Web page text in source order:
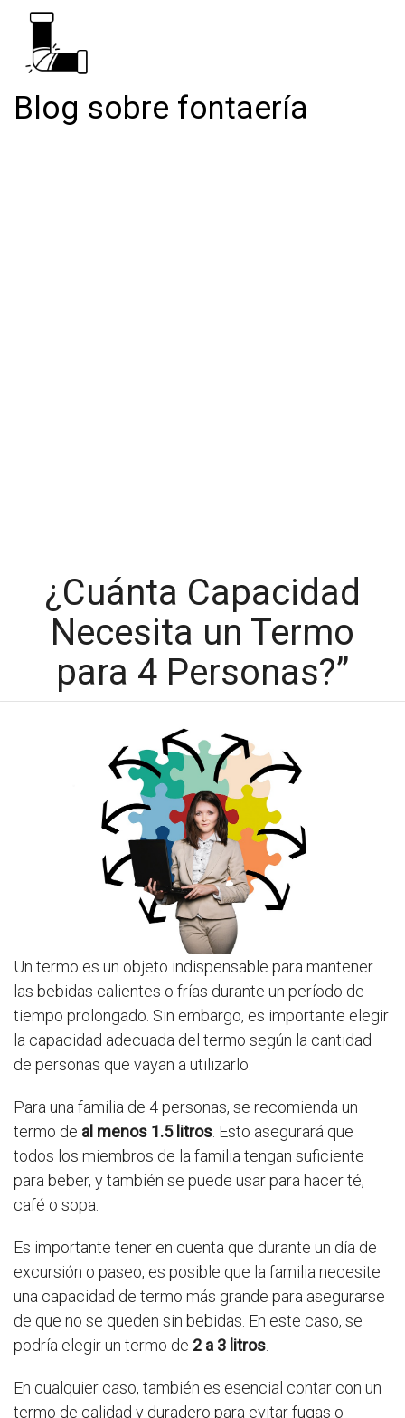
Blog sobre fontaería
¿Cuánta Capacidad
Necesita un Termo
para 4 Personas?”
Un termo es un objeto indispensable para mantener
las bebidas calientes o frías durante un período de
tiempo prolongado. Sin embargo, es importante elegir
la capacidad adecuada del termo según la cantidad
de personas que vayan a utilizarlo.
Para una familia de 4 personas, se recomienda un
termo de al menos 1.5 litros . Esto asegurará que
todos los miembros de la familia tengan suficiente
para beber, y también se puede usar para hacer té,
café o sopa.
Es importante tener en cuenta que durante un día de
excursión o paseo, es posible que la familia necesite
una capacidad de termo más grande para asegurarse
de que no se queden sin bebidas. En este caso, se
podría elegir un termo de 2 a 3 litros
En cualquier caso, también es esencial contar con un
termo de calidad y duradero para evitar fugas o